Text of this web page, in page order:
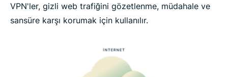
VPN bağlantısı nasıl ayarlanır
Neden VPN kullanmalısınız?
VPN'ler, gizli web trafiğini gözetlenme, müdahale ve
sansüre karşı korumak için kullanılır.